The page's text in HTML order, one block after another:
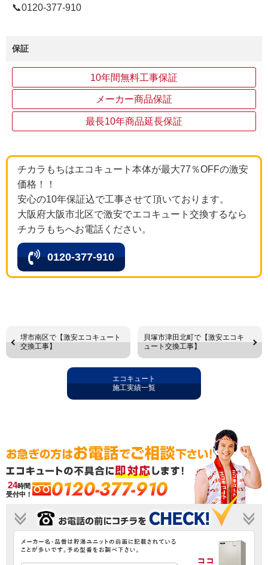
📞0120‐377‐910
保証
10年間無料工事保証
メーカー商品保証
最長10年商品延長保証
チカラもちはエコキュート本体が最大77％OFFの激安
価格！！
安心の10年保証込で工事させて頂いております。
大阪府大阪市北区で激安でエコキュート交換するなら
チカラもちへお電話ください。
0120-377-910
堺市南区で【激安エコキュート
交換工事】
貝塚市津田北町で【激安エコキ
ュート交換工事】
エコキュート
施工実績一覧
24時間
受付中！
0120-377-910